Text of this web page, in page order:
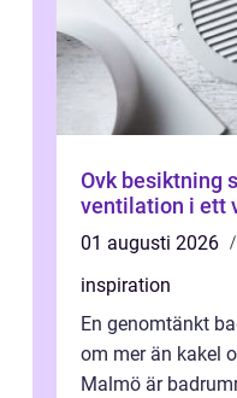
Ovk besiktning
ventilation i ett
01 augusti 2026
inspiration
En genomtänkt
om mer än kakel
Malmö är